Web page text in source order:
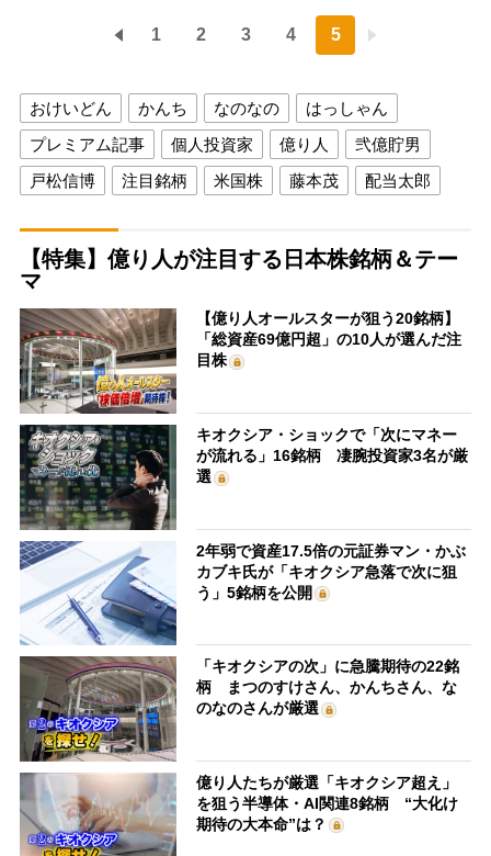
1 2 3 4 5
おけいどん かんち なのなの
はっしゃん
プレミアム記事
個人投資家 億り人
弐億貯男
戸松信博
注目銘柄 米国株 藤本茂 配当太郎
【特集】億り人が注目する日本株銘柄＆テー
マ
【億り人オールスターが狙う20銘柄】
「総資産69億円超」の10人が選んだ注
目株
キオクシア・ショックで「次にマネー
が流れる」16銘柄 凄腕投資家3名が厳
選
2年弱で資産17.5倍の元証券マン・かぶ
カブキ氏が「キオクシア急落で次に狙
う」5銘柄を公開
「キオクシアの次」に急騰期待の22銘
柄 まつのすけさん、かんちさん、な
のなのさんが厳選
億り人たちが厳選「キオクシア超え」
を狙う半導体・AI関連8銘柄 “大化け
期待の大本命”は？